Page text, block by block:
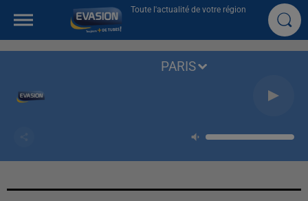
Toute l'actualité de votre région
PARIS